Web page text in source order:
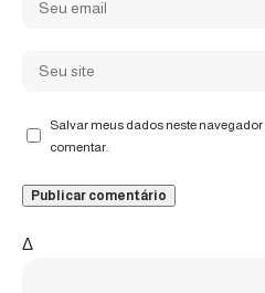
Salvar meus dados neste
comentar.
Δ